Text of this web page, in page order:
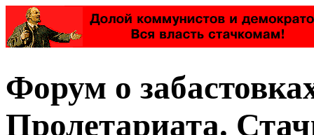
Форум о
Пролетариата.